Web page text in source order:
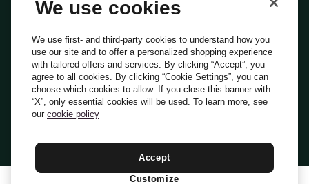
About Us
Everli News
Domande frequenti
Lavora con noi
Diventa Shopper
Investitori
PrivacyCookiePreferenze Cookie
Termini e CondizioniCodice Etico
Indirizzo PEC: everli@pec.it - indirizzo DPO: dpo@everli.com
Italiano
We use cookies
We use first- and third-party cookies to understand how you
use our site and to offer a personalized shopping experience
with tailored offers and services. By clicking “Accept”, you
agree to all cookies. By clicking “Cookie Settings”, you can
choose which cookies to allow. If you close this banner with
“X”, only essential cookies will be used. To learn more, see
our cookie policy
Accept
Customize